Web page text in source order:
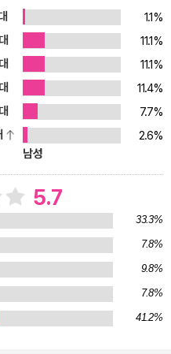
의 주제라고 밝힌 ‘사랑의 실
를 통해 자원봉사자를 모아 전국
교육을 시행했고, 국제구호단체
을에 학교와 병원을 지어주는
난 것처럼 독서하라. 아픈 자식
토론하라.” 성호에게 있어서 책
랑하는 어머니와
책을 읽고, 아픈 자식의 치료
고 토론하는 것. 책을 읽는 내
리딩으로 리드하라》로 지금, 우
계로 들어가자. 리딩Reading으
라의 운명을 바꾸는 인문고전 독
문고전 독서교육법을, 3장은 인
1.1%
11.1%
11.1%
11.4%
7.7%
2.6%
남성
5.7
33.3%
7.8%
9.8%
7.8%
41.2%